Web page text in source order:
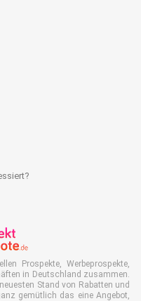
Prospekte, Werbeprospekte,
in Deutschland zusammen.
Stand von Rabatten und
gemütlich das eine Angebot,